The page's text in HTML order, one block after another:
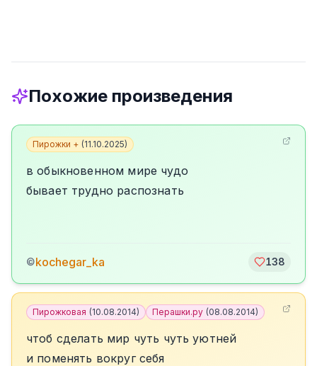
Похожие произведения
Пирожки + (11.10.2025)
в обыкновенном мире чудо
бывает трудно распознать
©kochegar_ka 138
Пирожковая (10.08.2014) Перашки.ру (08.08.2014)
чтоб сделать мир чуть чуть уютней
и поменять вокруг себя